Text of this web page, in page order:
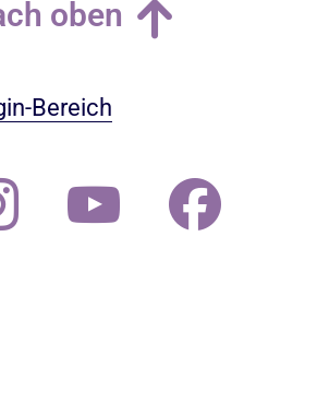
oben
Bereich